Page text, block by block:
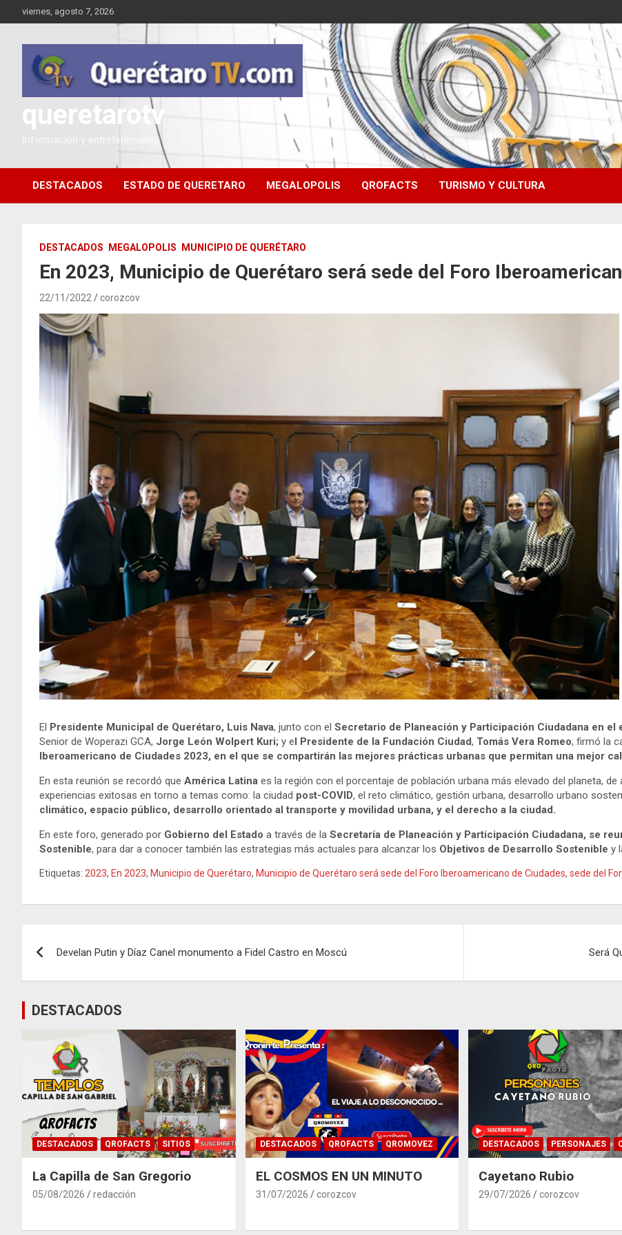
al
viernes, agosto 7, 2026
queretarotv
Información y entretenimiento
DESTACADOS ESTADO DE QUERETARO MEGALOPOLIS QROFACTS TURISMO Y CULTURA
DESTACADOS MEGALOPOLIS MUNICIPIO DE QUERÉTARO
En 2023, Municipio de Querétaro será sede del Foro
22/11/2022 corozcov
El Presidente Municipal de Querétaro, Luis Nava, junto con el Secretario de Planeación y Participación Ciudadana en el
Senior de Woperazi GCA, Jorge León Wolpert Kuri; y e l Presidente de la Fundación Ciudad, Tomás Vera Romeo; firmó la
Iberoamericano de Ciudades 2023, en el que se compartirán las mejores prácticas urbanas que permitan una mejor
En esta reunión se recordó que América Latina es la región con el porcentaje de población urbana más elevado del planeta,
experiencias exitosas en torno a temas como: la ciudad post-COVID, el reto climático, gestión urbana, desarrollo urbano
climático, espacio público, desarrollo orientado al transporte y movilidad urbana, y el derecho a la ciudad.
En este foro, generado por Gobierno del Estado a través de la Secretaría de Planeación y Participación Ciudadana, se
Sostenible, para dar a conocer también las estrategias más actuales para alcanzar los Objetivos de Desarrollo Sostenible y
Etiquetas: 2023, En 2023, Municipio de Querétaro, Municipio de Querétaro será sede del Foro Iberoamericano de Ciudades, sede del
entradas
Develan Putin y Díaz Canel monumento a Fidel Castro en Moscú Será
DESTACADOS
DESTACADOS QROFACTS SITIOS
La Capilla de San Gregorio
05/08/2026 redacción
DESTACADOS QROFACTS QROMOVEZ
EL COSMOS EN UN MINUTO
31/07/2026 corozcov
DESTACADOS PERSONAJES
Cayetano Rubio
29/07/2026 corozcov